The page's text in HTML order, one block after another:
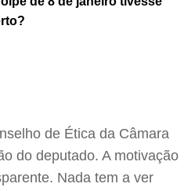
de Ética da Câmara
do deputado. A motivação
Nada tem a ver